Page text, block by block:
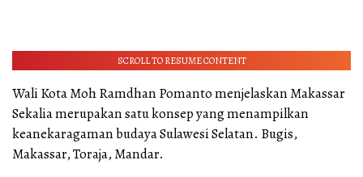
SCROLL TO RESUME CONTENT
Wali Kota Moh Ramdhan Pomanto menjelaskan Makassar
Sekalia merupakan satu konsep yang menampilkan
keanekaragaman budaya Sulawesi Selatan. Bugis,
Makassar, Toraja, Mandar.